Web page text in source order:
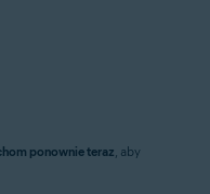
ponownie teraz , aby